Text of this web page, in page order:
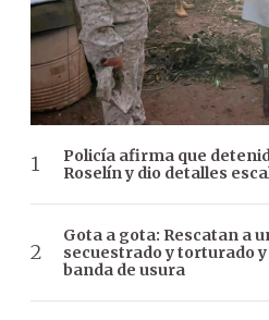
Policía afirma que
Roselín y dio detalles
Gota a gota: Rescatan a
secuestrado y torturado
banda de usura